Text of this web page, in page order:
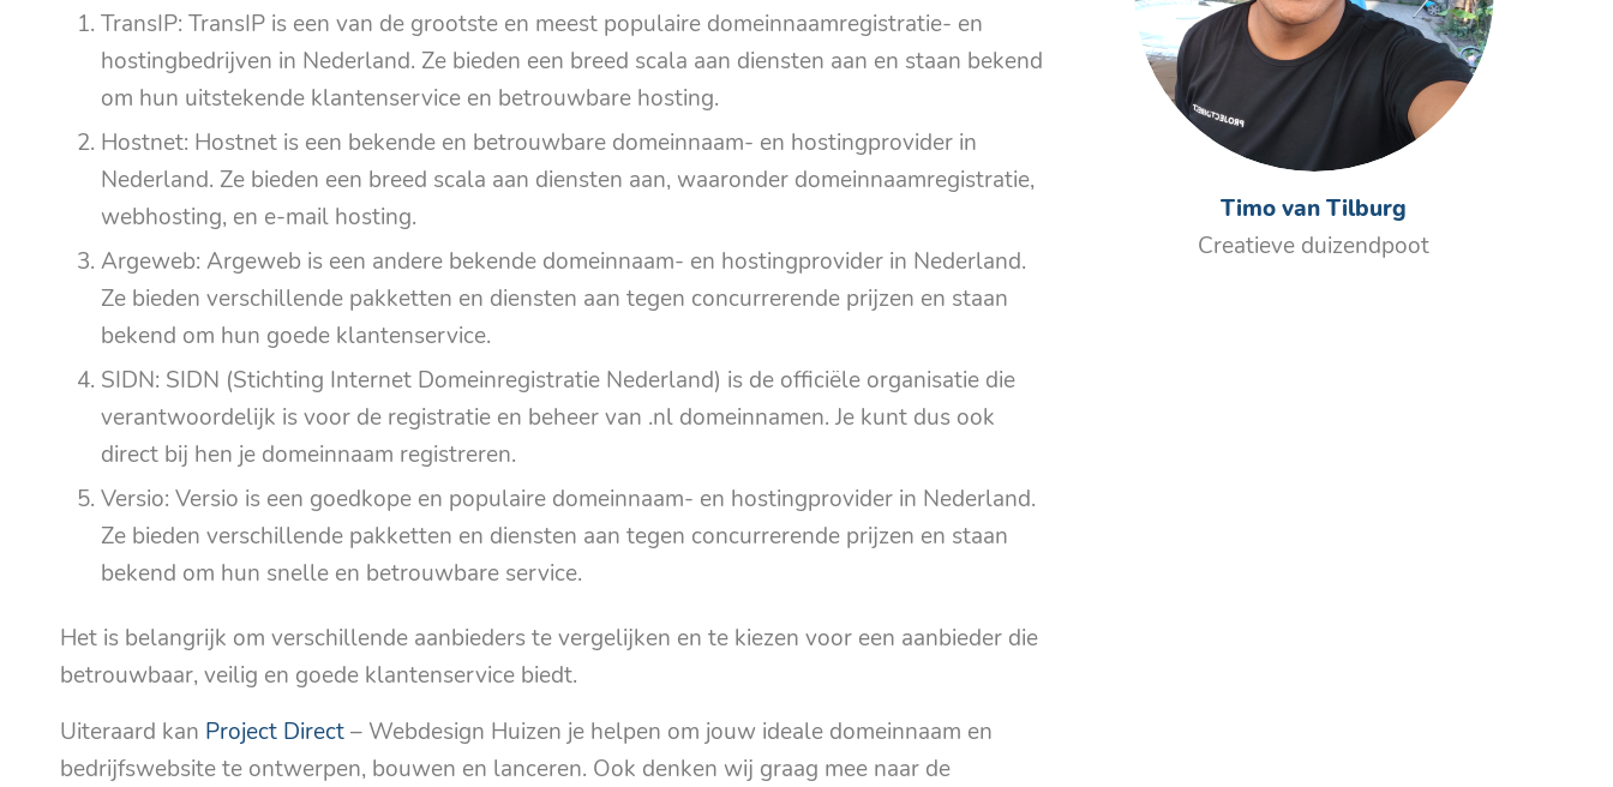
TransIP: TransIP is een van de grootste en meest populaire domeinnaamregistratie- en
hostingbedrijven in Nederland. Ze bieden een breed scala aan diensten aan en staan bekend
om hun uitstekende klantenservice en betrouwbare hosting.
Hostnet: Hostnet is een bekende en betrouwbare domeinnaam- en hostingprovider in
Nederland. Ze bieden een breed scala aan diensten aan, waaronder domeinnaamregistratie,
webhosting, en e-mail hosting.
Argeweb: Argeweb is een andere bekende domeinnaam- en hostingprovider in Nederland.
Ze bieden verschillende pakketten en diensten aan tegen concurrerende prijzen en staan
bekend om hun goede klantenservice.
SIDN: SIDN (Stichting Internet Domeinregistratie Nederland) is de officiële organisatie die
verantwoordelijk is voor de registratie en beheer van .nl domeinnamen. Je kunt dus ook
direct bij hen je domeinnaam registreren.
Versio: Versio is een goedkope en populaire domeinnaam- en hostingprovider in Nederland.
Ze bieden verschillende pakketten en diensten aan tegen concurrerende prijzen en staan
bekend om hun snelle en betrouwbare service.
Het is belangrijk om verschillende aanbieders te vergelijken en te kiezen voor een aanbieder die
betrouwbaar, veilig en goede klantenservice biedt.
Uiteraard kan Project Direct– Webdesign Huizen je helpen om jouw ideale domeinnaam en
bedrijfswebsite te ontwerpen, bouwen en lanceren. Ook denken wij graag mee naar de
Timo van Tilburg
Creatieve duizendpoot